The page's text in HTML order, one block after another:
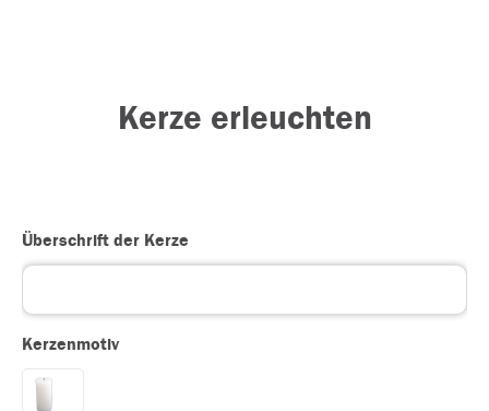
Kerze erleuchten
Überschrift der Kerze
Kerzenmotiv